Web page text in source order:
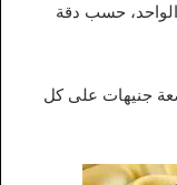
جنيهاً للجرام الواحد، حسب دقة
جنيهات على كل